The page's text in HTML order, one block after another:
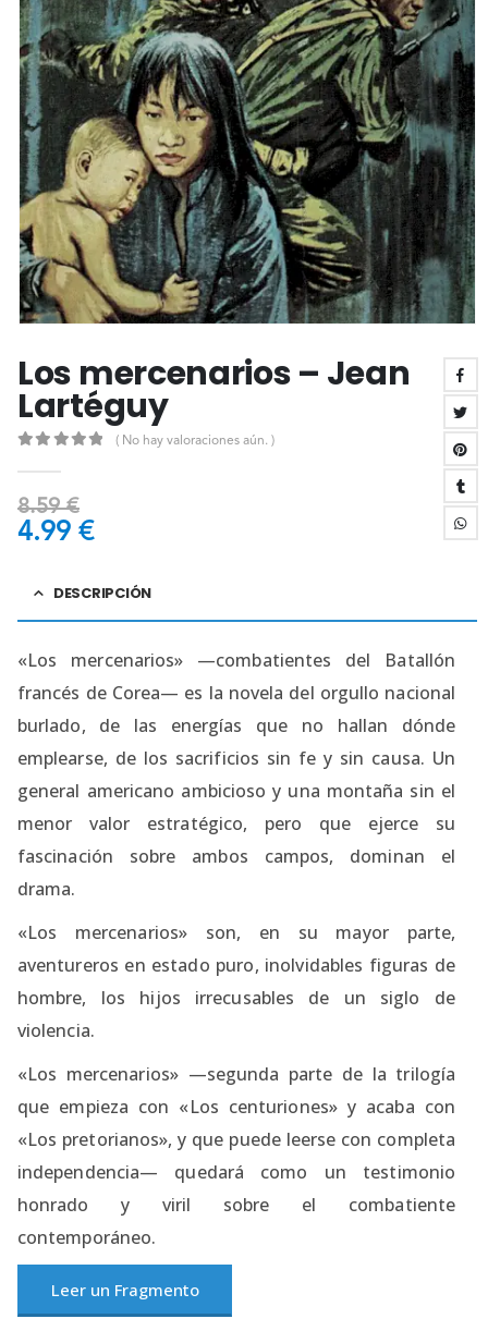
Los mercenarios – Jean
Lartéguy
( No hay valoraciones aún. )
8.59€
4.99 €
DESCRIPCIÓN
«Los mercenarios» —combatientes del Batallón
francés de Corea— es la novela del orgullo nacional
burlado, de las energías que no hallan dónde
emplearse, de los sacrificios sin fe y sin causa. Un
general americano ambicioso y una montaña sin el
menor valor estratégico, pero que ejerce su
fascinación sobre ambos campos, dominan el
drama.
«Los mercenarios» son, en su mayor parte,
aventureros en estado puro, inolvidables figuras de
hombre, los hijos irrecusables de un siglo de
violencia.
«Los mercenarios» —segunda parte de la trilogía
que empieza con «Los centuriones» y acaba con
«Los pretorianos», y que puede leerse con completa
independencia— quedará como un testimonio
honrado y viril sobre el combatiente
contemporáneo.
Leer un Fragmento